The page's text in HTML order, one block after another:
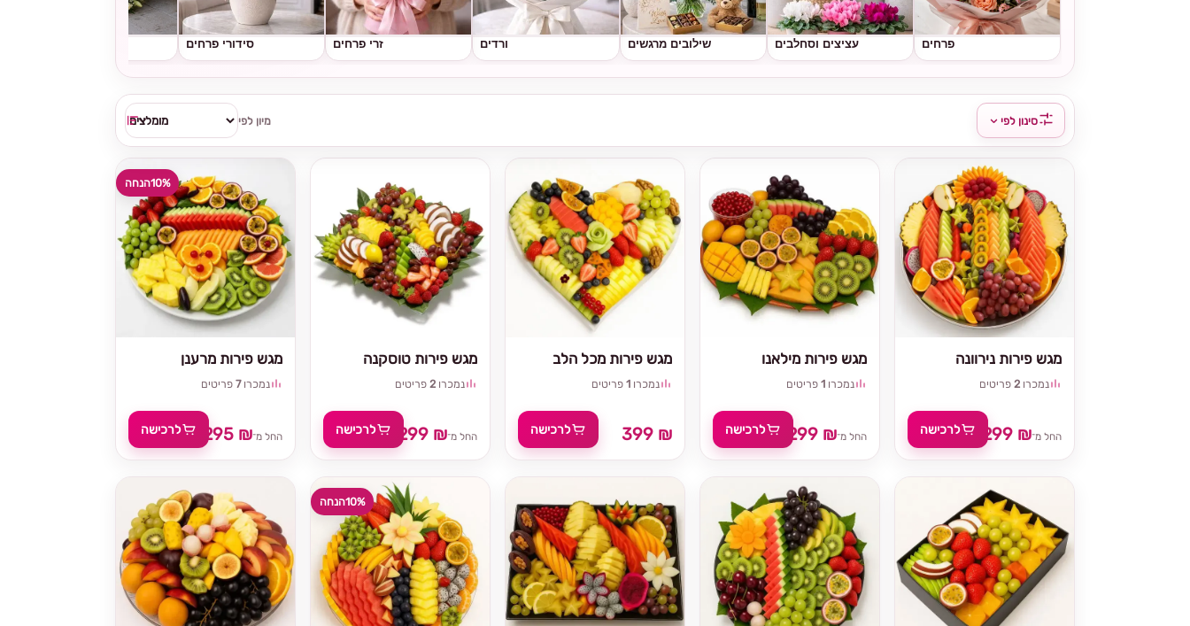
פרחים עציצים וסחלבים שילובים מרגשים ורדים זרי פרחים סידורי פרחים
מיון לפי סינון לפי
10%הנחה
מגש פירות מרענן
נמכרו7 פריטים
החל מ־295 ₪
329 ₪לרכישה
מגש פירות טוסקנה
נמכרו 2 פריטים
החל מ־299 ₪ לרכישה
מגש פירות מכל הלב
נמכרו 1 פריטים
399 ₪ לרכישה
מגש פירות מילאנו
נמכרו 1 פריטים
החל מ־299 ₪ לרכישה
מגש פירות נירוונה
נמכרו 2 פריטים
החל מ־299 ₪ לרכישה
10%הנחה